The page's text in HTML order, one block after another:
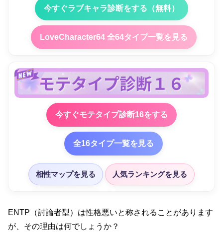
今すぐラブキャラ診断をする（無料）
LoveCharacter64 全64タイプ一覧を見る
今すぐモテタイプ診断16をする
全16タイプ一覧を見る
相性マップを見る 人気ランキングを見る
ENTP（討論者型）は性格悪いと称されることがあります
が、その理由は何でしょうか？